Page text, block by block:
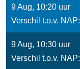
9 Aug, 10:20 uur
Verschil t.o.v.
9 Aug, 10:30 uur
Verschil t.o.v.